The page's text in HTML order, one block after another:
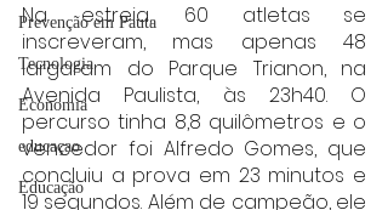
Prevenção em Pauta
Tecnologia
Economia
educaçao
Educação
Na estreia, 60 atletas se
inscreveram, mas apenas 48
largaram do Parque Trianon, na
Avenida Paulista, às 23h40. O
percurso tinha 8,8 quilômetros e o
vencedor foi Alfredo Gomes, que
concluiu a prova em 23 minutos e
19 segundos. Além de campeão, ele